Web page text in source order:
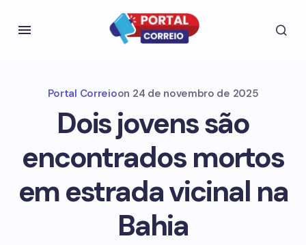
Portal Correioon 24 de novembro de 2025
Dois jovens são
encontrados mortos
em estrada vicinal na
Bahia